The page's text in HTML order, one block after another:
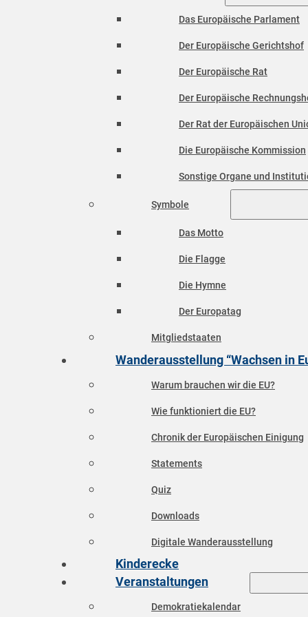
Das Europäische Parlament
Der Europäische Gerichtshof
Der Europäische Rat
Der Europäische
Der Rat der Europäischen
Die Europäische Kommission
Sonstige Organe und
Symbole
Das Motto
Die Flagge
Die Hymne
Der Europatag
Mitgliedstaaten
Wanderausstellung “Wachsen in
Warum brauchen wir die EU?
Wie funktioniert die EU?
Chronik der Europäischen Einigung
Statements
Quiz
Downloads
Digitale Wanderausstellung
Kinderecke
Veranstaltungen
Demokratiekalendar